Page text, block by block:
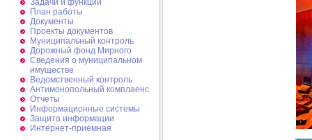
Задачи и функции
План работы
Документы
Проекты документов
Муниципальный контроль
Дорожный фонд Мирного
Cведения о муниципальном
имуществе
Ведомственный контроль
Антимонопольный комплаенс
Отчеты
Информационные системы
Защита информации
Интернет-приемная